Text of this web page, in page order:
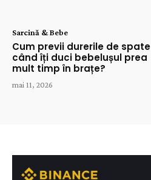
Sarcină & Bebe
Cum previi durerile de spate
când îți duci bebelușul prea
mult timp în brațe?
mai 11, 2026